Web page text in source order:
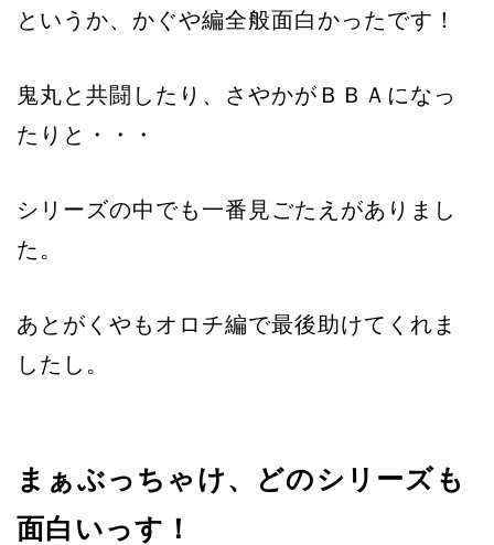
というか、かぐや編全般面白かったです！
鬼丸と共闘したり、さやかがＢＢＡになっ
たりと・・・
シリーズの中でも一番見ごたえがありまし
た。
あとがくやもオロチ編で最後助けてくれま
したし。
まぁぶっちゃけ、どのシリーズも
面白いっす！